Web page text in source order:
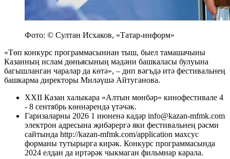
Фото: © Султан Исхаков, «Татар-информ»
«Төп конкурс программасыннан тыш, быел тамашачыны
Казанның ислам дөньясының мәдәни башкаласы булуына
багышланган чаралар да көтә», – дип вәгъдә итә фестивальнең
башкарма директоры Миләүшә Айтуганова.
XXII Казан халыкара «Алтын мөнбәр» кинофестивале 4
- 8 сентябрь көннәрендә үтәчәк.
Гаризаларны 2026 1 июненә кадәр info@kazan-mfmk.com
электрон адресына җибәрергә яки фестивальнең рәсми
сайтында http://kazan-mfmk.com/application махсус
форманы тутырырга кирәк. Конкурс программасында
2024 елдан да иртәрәк чыкмаган фильмнар карала.